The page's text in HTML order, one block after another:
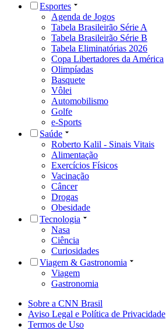
Esportes
Agenda de Jogos
Tabela Brasileirão Série A
Tabela Brasileirão Série B
Tabela Eliminatórias 2026
Copa Libertadores da América
Olimpíadas
Basquete
Vôlei
Automobilismo
Golfe
e-Sports
Saúde
Roberto Kalil - Sinais Vitais
Alimentação
Exercícios Físicos
Vacinação
Câncer
Drogas
Obesidade
Tecnologia
Nasa
Ciência
Curiosidades
Viagem & Gastronomia
Viagem
Gastronomia
Sobre a CNN Brasil
Aviso Legal e Política de Privacidade
Termos de Uso